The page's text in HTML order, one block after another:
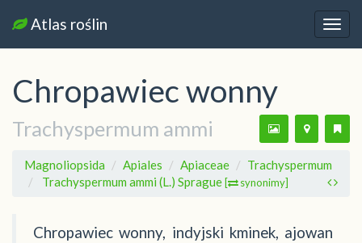
Atlas roślin
Chropawiec wonny
Trachyspermum ammi
Magnoliopsida Apiales Apiaceae
Trachyspermum
Trachyspermum ammi (L.) Sprague[ synonimy]
Chropawiec wonny, indyjski kminek, ajowan